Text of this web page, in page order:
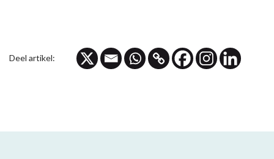
Deel artikel: